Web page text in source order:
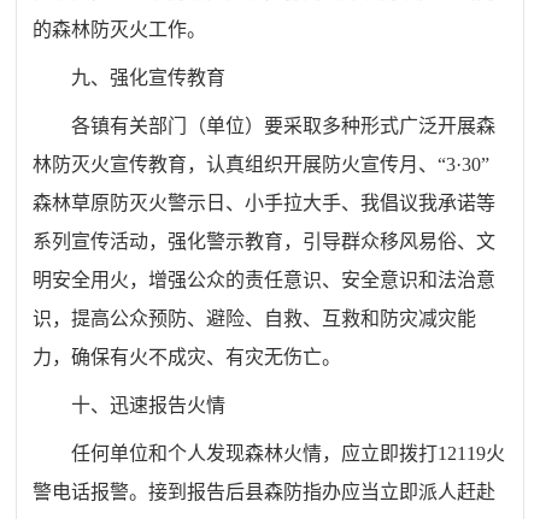
的森林防灭火工作。
九、强化宣传教育
各镇有关部门 （单位）要采取多种形式广泛开展森
林防灭火宣传教育，认真组织开展防火宣传月、“3·30”
森林草原防灭火警示日、小手拉大手、我倡议我承诺等
系列宣传活动，强化警示教育，引导群众移风易俗、文
明安全用火，增强公众的责任意识、安全意识和法治意
识，提高公众预防、避险、自救、互救和防灾减灾能
力，确保有火不成灾、有灾无伤亡。
十、迅速报告火情
任何单位和个人发现森林火情，应立即拨打12119火
警电话报警。接到报告后县森防指办应当立即派人赶赴